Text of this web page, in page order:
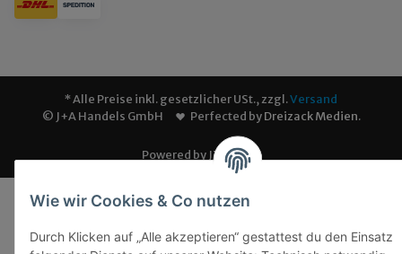
Wie wir Cookies & Co nutzen
Durch Klicken auf „Alle akzeptieren“ gestattest du den Einsatz
* Alle Preise inkl. gesetzlicher USt., zzgl.Versand
© J+A Handels GmbH
Perfected byDreizack Medien.
Powered by JTL-Shop